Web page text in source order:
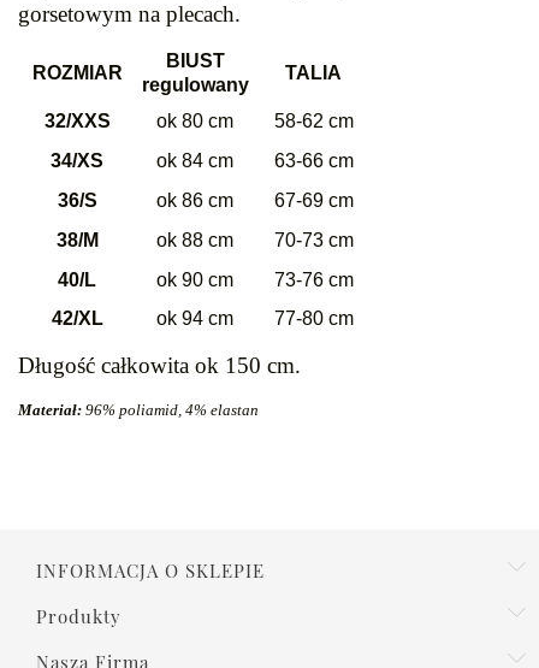
gorsetowym na plecach.
ROZMIAR
BIUST
regulowany
TALIA
32/XXS ok 80 cm
58-62 cm
34/XS
ok 84 cm
63-66 cm
36/S
ok 86 cm
67-69 cm
38/M
ok 88 cm
70-73 cm
40/L
ok 90 cm
73-76 cm
42/XL
ok 94 cm 77-80 cm
Długość całkowita ok 150 cm.
Materiał: 96% poliamid, 4% elastan
INFORMACJA O SKLEPIE
Produkty
Nasza Firma